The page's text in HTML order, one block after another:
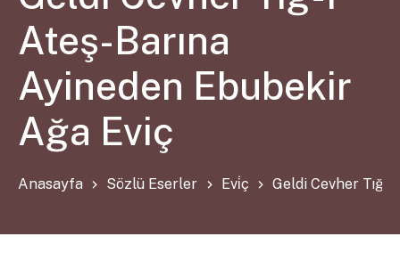
Ateş-Barına
Ayineden Ebubekir
Ağa Eviç
Anasayfa Sözlü Eserler Evi̇ç Geldi Cevher Tığ-